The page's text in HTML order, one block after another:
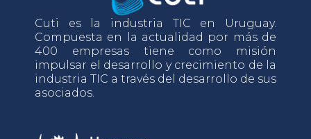
Cuti es la industria TIC en Uruguay.
Compuesta en la actualidad por más de
400 empresas tiene como misión
impulsar el desarrollo y crecimiento de la
industria TIC a través del desarrollo de sus
asociados.